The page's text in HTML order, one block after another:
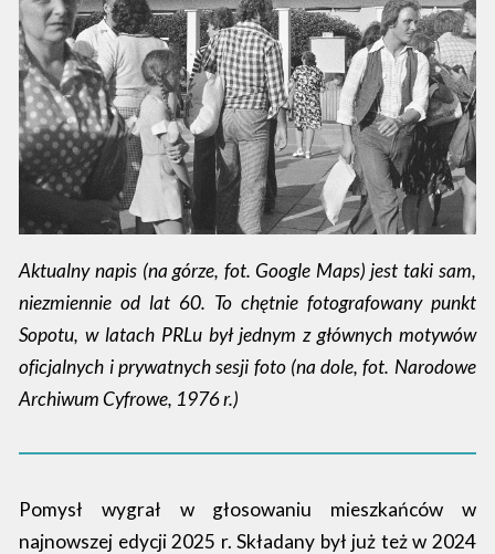
Aktualny napis (na górze, fot. Google Maps) jest taki sam,
niezmiennie od lat 60. To chętnie fotografowany punkt
Sopotu, w latach PRLu był jednym z głównych motywów
oficjalnych i prywatnych sesji foto (na dole, fot. Narodowe
Archiwum Cyfrowe, 1976 r.)
Pomysł wygrał w głosowaniu mieszkańców w
najnowszej edycji 2025 r. Składany był już też w 2024